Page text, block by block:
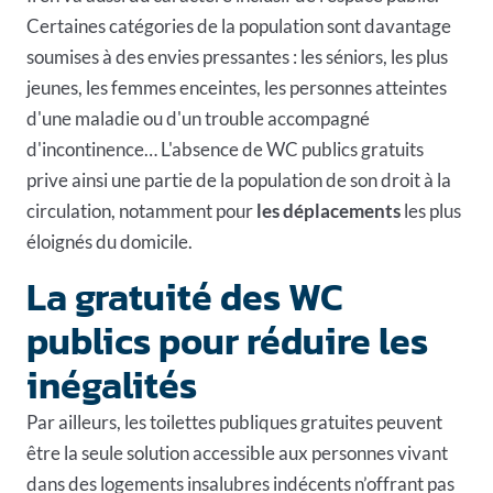
Certaines catégories de la population sont davantage
soumises à des envies pressantes : les séniors, les plus
jeunes, les femmes enceintes, les personnes atteintes
d'une maladie ou d'un trouble accompagné
d'incontinence… L'absence de WC publics gratuits
prive ainsi une partie de la population de son droit à la
circulation, notamment pourles déplacementsles plus
éloignés du domicile.
La gratuité des WC
publics pour réduire les
inégalités
Par ailleurs, les toilettes publiquesgratuites peuvent
être la seule solution accessible aux personnes vivant
dans des logements insalubres indécents n’offrant pas